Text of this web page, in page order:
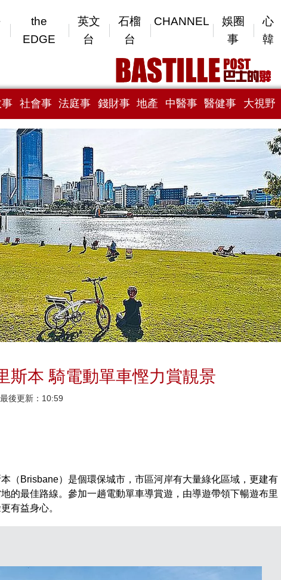
the
EDGE
英文
台
石榴
台
CHANNEL
娛圈
事
心
韓
社會事 法庭事 錢財事 地產 中醫事 醫健事 大視野
斯本 騎電動單車慳力賞靚景
後更新：10:59
（Brisbane）是個環保城市，市區河岸有大量綠化區域，更建有
的最佳路線。參加一趟電動單車導賞遊，由導遊帶領下暢遊布里
有益身心。